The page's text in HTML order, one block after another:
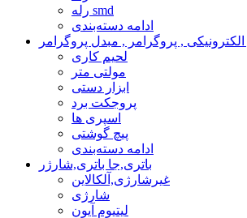
رله smd
ادامه دسته‌بندی
الکترونیکی , پروگرامر , مبدل پروگرامر
لحیم کاری
مولتی متر
ابزار دستی
پروجکت برد
اسپری ها
پیچ گوشتی
ادامه دسته‌بندی
باتری,جا باتری,شارژر
غیرشارژی,آلکالاین
شارژی
لیتیوم آیون